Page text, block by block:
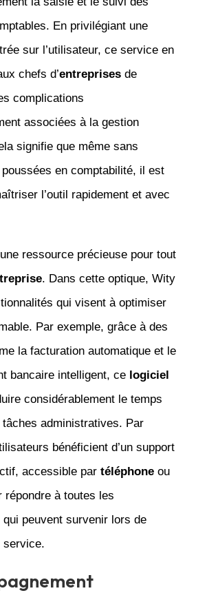
En privilégiant une
sur l’utilisateur, ce service en
chefs d’entreprisesde
complications
associées à la gestion
signifie que même sans
en comptabilité, il est
l’outil rapidement et avec
ressource précieuse pour tout
. Dans cette optique, Wity
qui visent à optimiser
Par exemple, grâce à des
la facturation automatique et le
bancaire intelligent, ce logiciel
considérablement le temps
administratives. Par
bénéficient d’un support
accessible par téléphoneou
répondre à toutes les
qui peuvent survenir lors de
service.